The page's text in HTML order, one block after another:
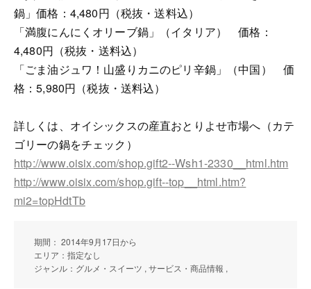
鍋」価格：4,480円（税抜・送料込）
「満腹にんにくオリーブ鍋」（イタリア） 価格：
4,480円（税抜・送料込）
「ごま油ジュワ！山盛りカニのピリ辛鍋」（中国） 価
格：5,980円（税抜・送料込）
詳しくは、オイシックスの産直おとりよせ市場へ（カテ
ゴリーの鍋をチェック）
http://www.oisix.com/shop.gift2--Wsh1-2330__html.htm
http://www.oisix.com/shop.gift--top__html.htm?
mi2=topHdtTb
期間： 2014年9月17日から
エリア：指定なし
ジャンル：グルメ・スイーツ , サービス・商品情報 ,